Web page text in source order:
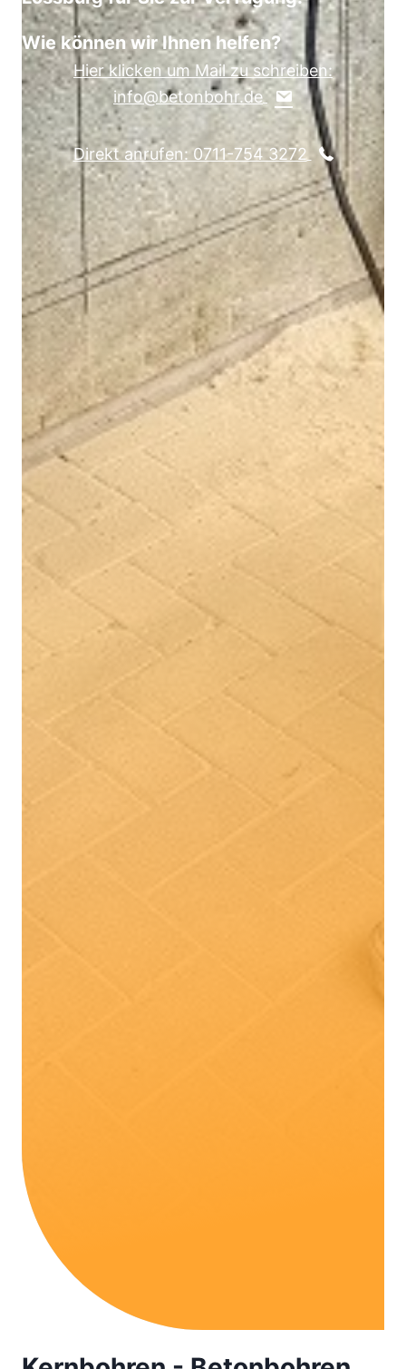
Wie können wir Ihnen helfen?
Hier klicken um Mail zu schreiben:
info@betonbohr.de
Direkt anrufen: 0711-754 3272